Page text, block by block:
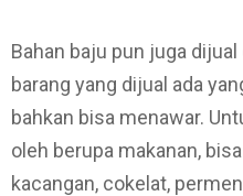
Bahan baju pun juga
barang yang dijual ada
bahkan bisa menawar.
oleh berupa makanan,
kacangan, cokelat,